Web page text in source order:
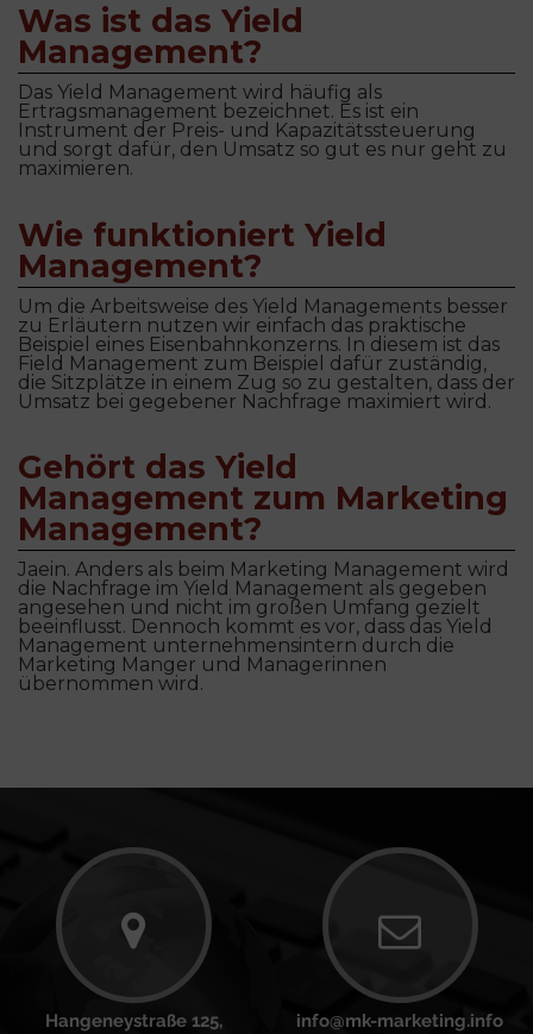
Was ist das Yield
Management?
Das Yield Management wird häufig als
Ertragsmanagement bezeichnet. Es ist ein
Instrument der Preis- und Kapazitätssteuerung
und sorgt dafür, den Umsatz so gut es nur geht zu
maximieren.
Wie funktioniert Yield
Management?
Um die Arbeitsweise des Yield Managements besser
zu Erläutern nutzen wir einfach das praktische
Beispiel eines Eisenbahnkonzerns. In diesem ist das
Field Management zum Beispiel dafür zuständig,
die Sitzplätze in einem Zug so zu gestalten, dass der
Umsatz bei gegebener Nachfrage maximiert wird.
Gehört das Yield
Management zum Marketing
Management?
Jaein. Anders als beim Marketing Management wird
die Nachfrage im Yield Management als gegeben
angesehen und nicht im großen Umfang gezielt
beeinflusst. Dennoch kommt es vor, dass das Yield
Management unternehmensintern durch die
Marketing Manger und Managerinnen
übernommen wird.
Hangeneystraße 125,
info@mk-marketing.info